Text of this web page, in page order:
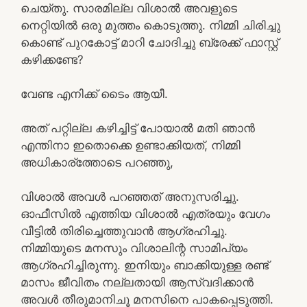
ചെയ്തു. സാരമില്ല വിശാൽ അവളുടെ
നെറ്റിയിൽ ഒരു മുത്തം കൊടുത്തു. നിമ്മി ചിരിച്ചു
കൊണ്ട് പുറകോട്ട് മാറി ചോദിച്ചു ബ്രേക്ക്‌ ഫാസ്റ്റ്
കഴിക്കണ്ടേ?
വേണ്ട എനിക്ക് ടൈം ആയീ.
അത് പറ്റില്ല കഴിച്ചിട്ട് പോയാൽ മതി ഞാൻ
എന്തിനാ ഇതൊക്കെ ഉണ്ടാക്കിയത്, നിമ്മി
അധികാര്ത്തോടെ പറഞ്ഞു,
വിശാൽ അവൾ പറഞ്ഞത് അനുസരിച്ചു.
ഓഫീസിൽ എത്തിയ വിശാൽ എത്രയും വേഗം
വീട്ടിൽ തിരിച്ചെത്തുവാൻ ആഗ്രഹിച്ചു.
നിമ്മിയുടെ മനസും വിശാലിന്റ സാമിപ്യം
ആഗ്രഹിച്ചിരുന്നു. ഇനിയും ബാക്കിയുള്ള രണ്ട്
മാസം ജീവിതം നല്ലതായി ആസ്വദിക്കാൻ
അവൾ തീരുമാനിചൂ മനസിനെ പാകപ്പെടുത്തി.